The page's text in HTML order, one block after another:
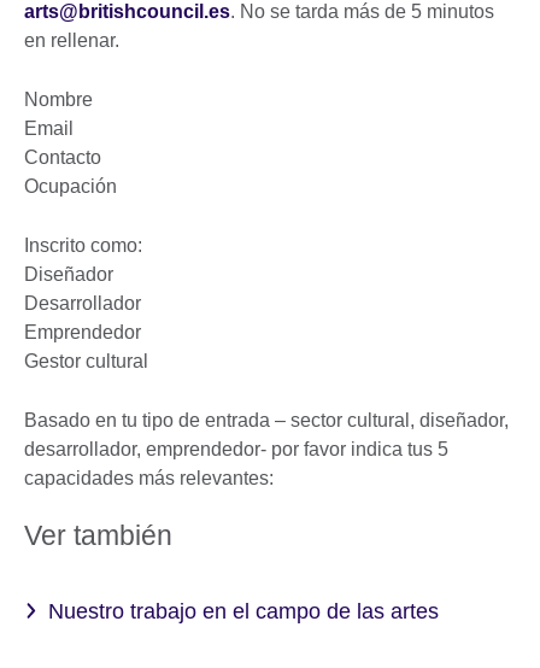
arts@britishcouncil.es. No se tarda más de 5 minutos
en rellenar.
Nombre
Email
Contacto
Ocupación
Inscrito como:
Diseñador
Desarrollador
Emprendedor
Gestor cultural
Basado en tu tipo de entrada – sector cultural, diseñador,
desarrollador, emprendedor- por favor indica tus 5
capacidades más relevantes:
Ver también
Nuestro trabajo en el campo de las artes